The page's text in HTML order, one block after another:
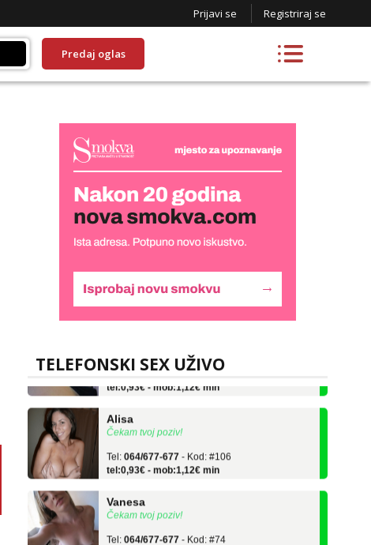
Prijavi se Registriraj se
Predaj oglas
TELEFONSKI SEX UŽIVO
Snježana
Tel:064/677-677 - Kod: #119
tel:0,93€ - mob:1,12€ min
Čekam tvoj poziv!
064/677-677
tel:0,93€ - mob:1,12€ min
Čekam tvoj poziv!
064/677-677
tel:0,93€ - mob:1,12€ min